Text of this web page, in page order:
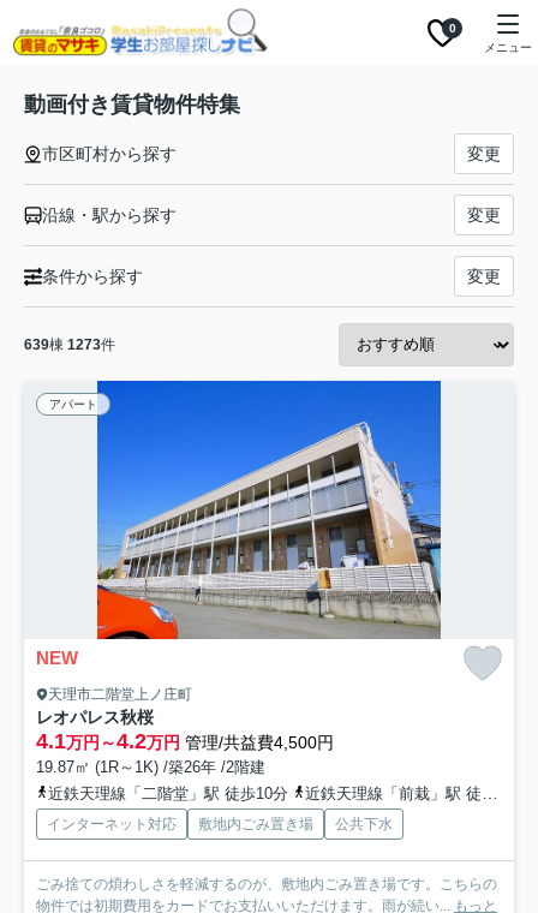
0
メニュー
動画付き賃貸物件特集
市区町村から探す 変更
沿線・駅から探す 変更
条件から探す 変更
639棟 1273件
アパート
NEW
天理市二階堂上ノ庄町
レオパレス秋桜
4.1万円～4.2万円 管理/共益費4,500円
19.87㎡ (1R～1K) /築26年 /2階建
近鉄天理線「二階堂」駅 徒歩10分
近鉄天理線「前栽」駅 徒歩22分
インターネット対応 敷地内ごみ置き場 公共下水
ごみ捨ての煩わしさを軽減するのが、敷地内ごみ置き場です。こちらの
物件では初期費用をカードでお支払いいただけます。雨が続い... もっと